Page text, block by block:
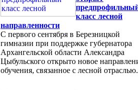
класс лесной
направленности
С первого сентября в Березницкой
гимназии при поддержке губернатора
Архангельской области Александра
Цыбульского открыто новое
обучения, связанное с лесной отраслью.